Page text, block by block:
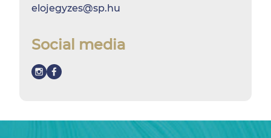
elojegyzes@sp.hu
Social media